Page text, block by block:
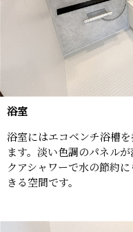
浴室
浴室にはエコベンチ浴槽
ます。淡い色調のパネル
クアシャワーで水の節約
きる空間です。